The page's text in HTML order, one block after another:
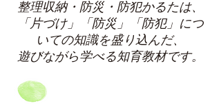
整理収納・防災・防犯かるたは、
「片づけ」「防災」「防犯」につ
いての知識を盛り込んだ、
遊びながら学べる知育教材です。